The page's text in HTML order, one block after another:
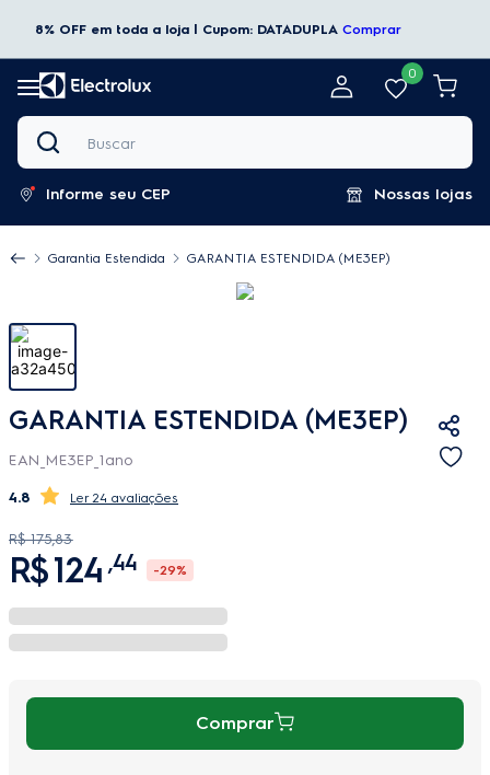
8% OFF em toda a loja | Cupom: DATADUPLA Comprar
0
Buscar
Informe seu CEP Nossas lojas
Garantia Estendida GARANTIA ESTENDIDA (ME3EP)
GARANTIA ESTENDIDA (ME3EP)
EAN_ME3EP_1ano
4.8 24 avaliações
R$ 175,83
R$124 ,44 -29%
Comprar